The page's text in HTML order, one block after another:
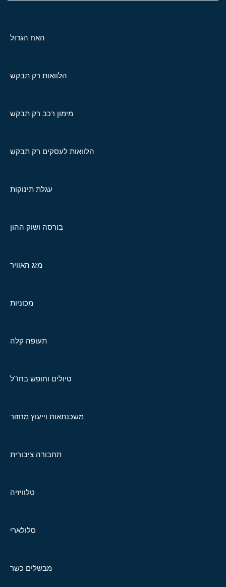
האח הגדול
הלוואות רק תבקש
מימון רכב רק תבקש
הלוואות לעסקים רק תבקש
עגלת תינוקות
בורסה ושוק ההון
מזג האוויר
מכוניות
תעופה קלה
טיולים וחופש בחו"ל
משכנתאות וייעוץ מחזור
תחבורה ציבורית
טלוויזיה
סלולארי
מבשלים כשר